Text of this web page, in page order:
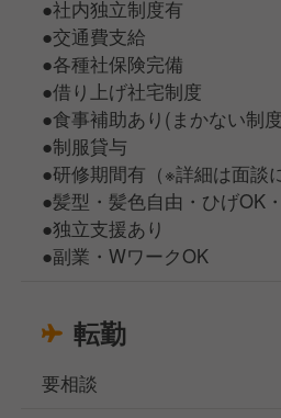
●社内独立制度有
●交通費支給
●各種社保険完備
●借り上げ社宅制度
●食事補助あり(まかない制
●制服貸与
●研修期間有（※詳細は面談
●髪型・髪色自由・ひげOK
●独立支援あり
●副業・WワークOK
転勤
要相談